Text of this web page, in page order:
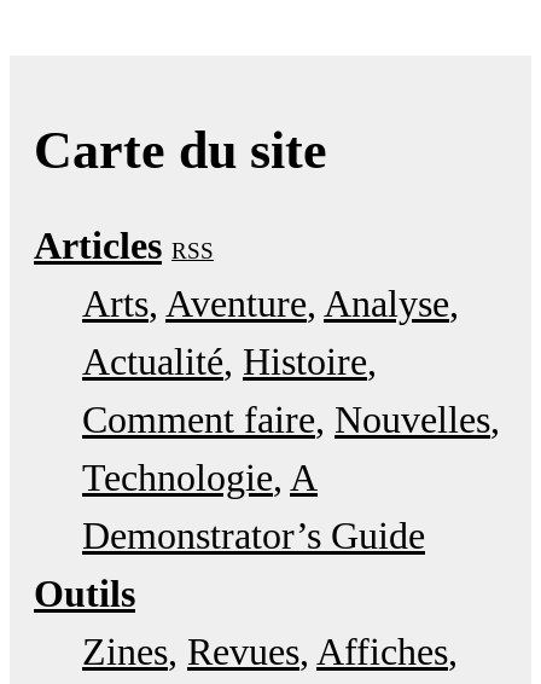
Carte du site
Articles RSS
Arts Aventure Analyse
Actualité Histoire
Comment faire Nouvelles
Technologie A
Demonstrator’s Guide
Outils
Zines Revues Affiches